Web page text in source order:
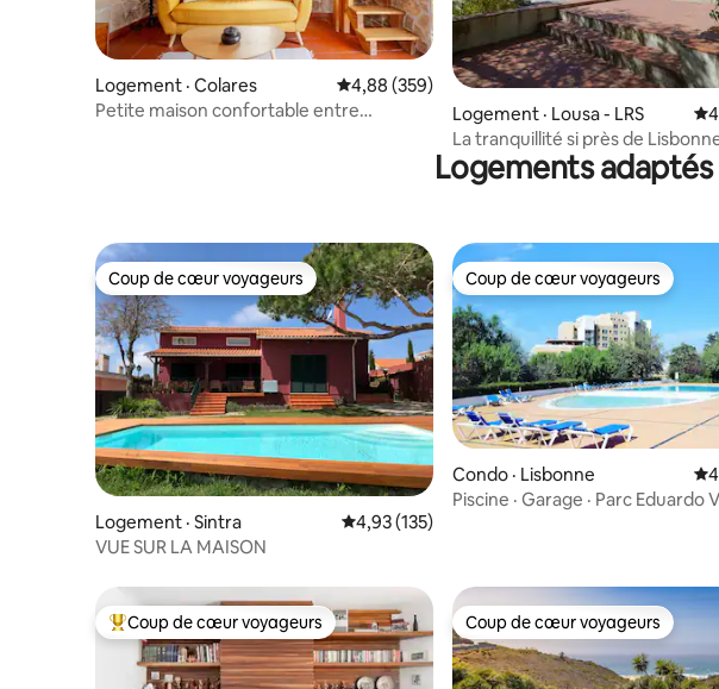
Logement · Colares Note moyenne de 4,88 sur 5, 359
4,88 (359)
Petite maison confortable entre
Logement · Lousa - LRS
La tranquillité si près de
Logements adaptés
Coup de cœur voyageurs
Coup de cœur voyageurs
Logement · Sintra Note moyenne de 4,93 sur 5, 135
4,93 (135)
VUE SUR LA MAISON
Coup de cœur voyageurs
Coup de cœur voyageurs
Condo · Lisbonne
Piscine · Garage · Parc Eduardo
Coup de cœur voyageurs parmi les plus aimés
Coup de cœur voyageurs Coup de cœur voyageurs
Coup de cœur voyageurs